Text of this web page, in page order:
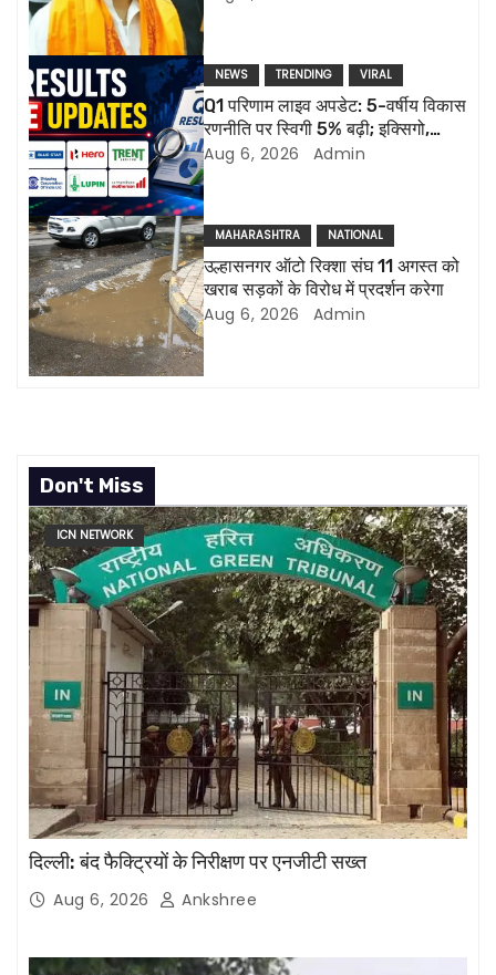
i
g
a
t
i
o
n
NEWS TRENDING VIRAL
Q1 परिणाम लाइव अपडेट: 5-वर्षीय विकास
रणनीति पर स्विगी 5% बढ़ी; इक्सिगो,
ल्यूपिन की रिपोर्ट आज
Aug 6, 2026 Admin
MAHARASHTRA NATIONAL
उल्हासनगर ऑटो रिक्शा संघ 11 अगस्त को
खराब सड़कों के विरोध में प्रदर्शन करेगा
Aug 6, 2026 Admin
Don't Miss
ICN NETWORK
दिल्ली: बंद फैक्ट्रियों के निरीक्षण पर एनजीटी सख्त
Aug 6, 2026 Ankshree